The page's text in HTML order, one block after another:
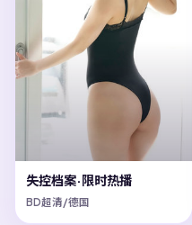
失控档案·限时热播
BD超清/德国